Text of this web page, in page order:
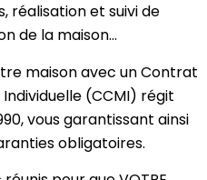
réalisation et suivi de
de la maison…
maison avec un Contrat
(CCMI) régit
vous garantissant ainsi
obligatoires.